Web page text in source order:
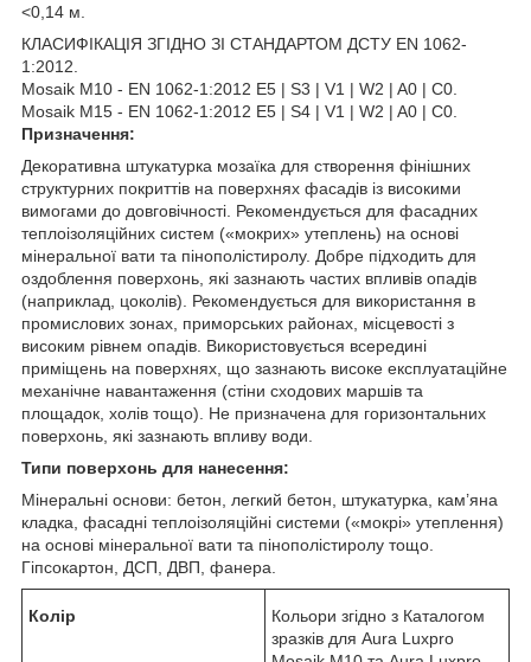
<0,14 м.
КЛАСИФІКАЦІЯ ЗГІДНО ЗІ СТАНДАРТОМ ДСТУ EN 1062-
1:2012.
Mosaik M10 - EN 1062-1:2012 E5 | S3 | V1 | W2 | A0 | С0.
Mosaik M15 - EN 1062-1:2012 E5 | S4 | V1 | W2 | A0 | С0.
Призначення:
Декоративна штукатурка мозаїка для створення фінішних
структурних покриттів на поверхнях фасадів із високими
вимогами до довговічності. Рекомендується для фасадних
теплоізоляційних систем («мокрих» утеплень) на основі
мінеральної вати та пінополістиролу. Добре підходить для
оздоблення поверхонь, які зазнають частих впливів опадів
(наприклад, цоколів). Рекомендується для використання в
промислових зонах, приморських районах, місцевості з
високим рівнем опадів. Використовується всередині
приміщень на поверхнях, що зазнають високе експлуатаційне
механічне навантаження (стіни сходових маршів та
площадок, холів тощо). Не призначена для горизонтальних
поверхонь, які зазнають впливу води.
Типи поверхонь для нанесення:
Мінеральні основи: бетон, легкий бетон, штукатурка, кам’яна
кладка, фасадні теплоізоляційні системи («мокрі» утеплення)
на основі мінеральної вати та пінополістиролу тощо.
Гіпсокартон, ДСП, ДВП, фанера.
Колір
Кольори згідно з Каталогом
зразків для Aura Luxpro